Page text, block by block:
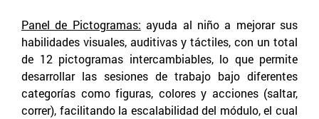
Panel de Pictogramas: ayuda al niño a mejorar sus
habilidades visuales, auditivas y táctiles, con un total
de 12 pictogramas intercambiables, lo que permite
desarrollar las sesiones de trabajo bajo diferentes
categorías como figuras, colores y acciones (saltar,
correr), facilitando la escalabilidad del módulo, el cual